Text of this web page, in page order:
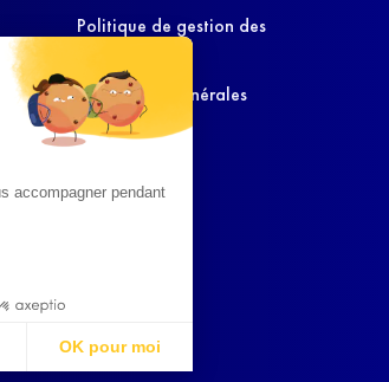
accompagner pendant
OK pour moi
Politique de gestion des
Conditions Générales
d’Utilisation